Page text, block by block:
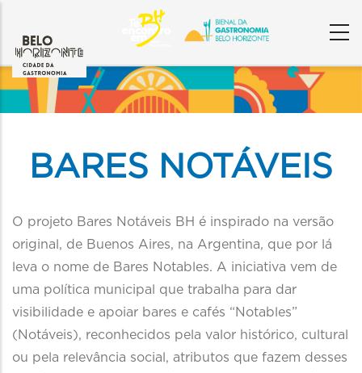
Content
Builder
BARES NOTÁVEIS
O projeto Bares Notáveis BH é inspirado na versão
original, de Buenos Aires, na Argentina, que por lá
leva o nome de Bares Notables. A iniciativa vem de
uma política municipal que trabalha para dar
visibilidade e apoiar bares e cafés “Notables”
(Notáveis), reconhecidos pela valor histórico, cultural
ou pela relevância social, atributos que fazem desses